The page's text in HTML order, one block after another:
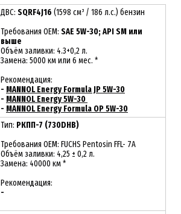
ДВС: SQRF4J16 (1598 см³ / 186 л.с.) бензин
Требования ОЕМ: SAE 5W-30; API SM или
выше
Объём заливки: 4.3+0,2 л.
Замена: 5000 км или 6 мес. *
Рекомендация:
- MANNOL Energy Formula JP 5W-30
- MANNOL Energy 5W-30
- MANNOL Energy Formula OP 5W-30
Тип: РКПП-7 (730DHB)
Требования OEM: FUCHS Pentosin FFL- 7A
Объём заливки: 4,25 ± 0,2 л.
Замена: 40000 км *
Рекомендация:
-